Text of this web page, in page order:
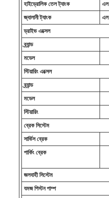
হাইড্রোলিক তেল ট্যাংক
এল
জ্বালানী ট্যাংক
এল
ড্রাইভ এক্সেল
ব্র্যান্ড
মডেল
স্টিয়ারিং এক্সেল
ব্র্যান্ড
মডেল
স্টিয়ারিং
ব্রেক সিস্টেম
সার্ভিস ব্রেক
পার্কিং ব্রেক
জলবাহী সিস্টেম
যমজ পিস্টন পাম্প